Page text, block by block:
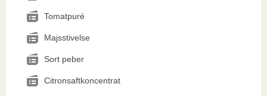
Tomatpuré
Majsstivelse
Sort peber
Citronsaftkoncentrat